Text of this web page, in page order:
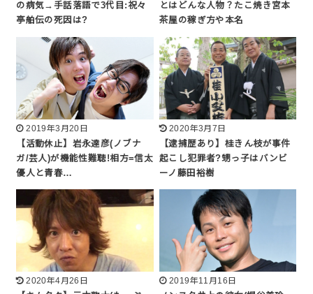
の病気→手話落語で3代目:祝々
亭舶伝の死因は?
とはどんな人物？たこ焼き宮本
茶屋の稼ぎ方や本名
2019年3月20日
【活動休止】岩永達彦(ノブナ
ガ/芸人)が機能性難聴!相方=信太
優人と青春…
2020年3月7日
【逮捕歴あり】桂きん枝が事件
起こし犯罪者?甥っ子はバンビ
ーノ藤田裕樹
2020年4月26日
2019年11月16日